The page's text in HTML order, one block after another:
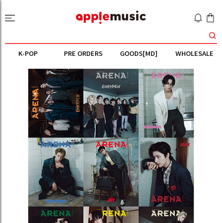
K-POP PRE ORDERS GOODS[MD] WHOLESALE